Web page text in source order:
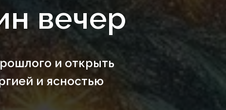
вечер
и открыть
и ясностью